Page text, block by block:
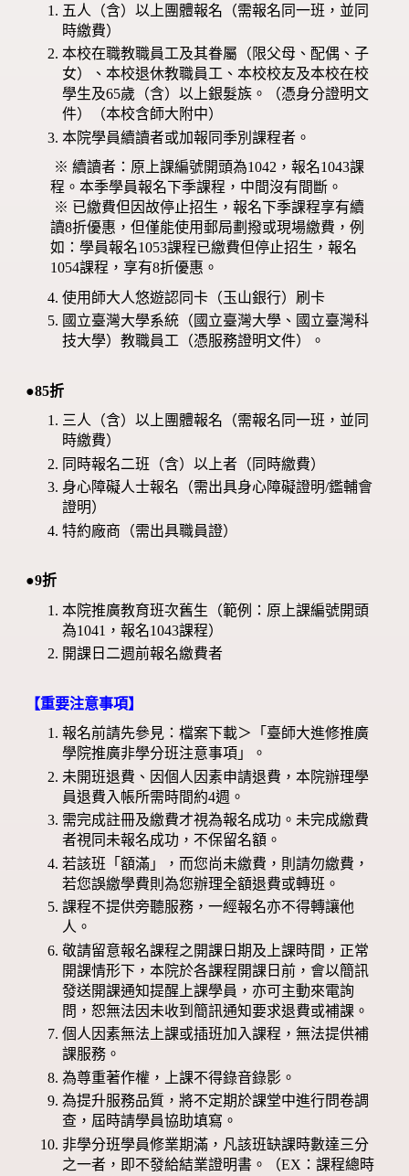
五人（含）以上團體報名（需報名同一班，並同
時繳費）
本校在職教職員工及其眷屬（限父母、配偶、子
女）、本校退休教職員工、本校校友及本校在校
學生及65歲（含）以上銀髮族。（憑身分證明文
件）（本校含師大附中）
本院學員續讀者或加報同季別課程者。
※ 續讀者：原上課編號開頭為1042，報名1043課
程。本季學員報名下季課程，中間沒有間斷。
※ 已繳費但因故停止招生，報名下季課程享有續
讀8折優惠，但僅能使用郵局劃撥或現場繳費，例
如：學員報名1053課程已繳費但停止招生，報名
1054課程，享有8折優惠。
使用師大人悠遊認同卡（玉山銀行）刷卡
國立臺灣大學系統（國立臺灣大學、國立臺灣科
技大學）教職員工（憑服務證明文件）。
●85折
三人（含）以上團體報名（需報名同一班，並同
時繳費）
同時報名二班（含）以上者（同時繳費）
身心障礙人士報名（需出具身心障礙證明/鑑輔會
證明）
特約廠商（需出具職員證）
●9折
本院推廣教育班次舊生（範例：原上課編號開頭
為1041，報名1043課程）
開課日二週前報名繳費者
【重要注意事項】
報名前請先參見：檔案下載＞「臺師大進修推廣
學院推廣非學分班注意事項」。
未開班退費、因個人因素申請退費，本院辦理學
員退費入帳所需時間約4週。
需完成註冊及繳費才視為報名成功。未完成繳費
者視同未報名成功，不保留名額。
若該班「額滿」，而您尚未繳費，則請勿繳費，
若您誤繳學費則為您辦理全額退費或轉班。
課程不提供旁聽服務，一經報名亦不得轉讓他
人。
敬請留意報名課程之開課日期及上課時間，正常
開課情形下，本院於各課程開課日前，會以簡訊
發送開課通知提醒上課學員，亦可主動來電詢
問，恕無法因未收到簡訊通知要求退費或補課。
個人因素無法上課或插班加入課程，無法提供補
課服務。
為尊重著作權，上課不得錄音錄影。
為提升服務品質，將不定期於課堂中進行問卷調
查，屆時請學員協助填寫。
非學分班學員修業期滿，凡該班缺課時數達三分
之一者，即不發給結業證明書。（EX：課程總時